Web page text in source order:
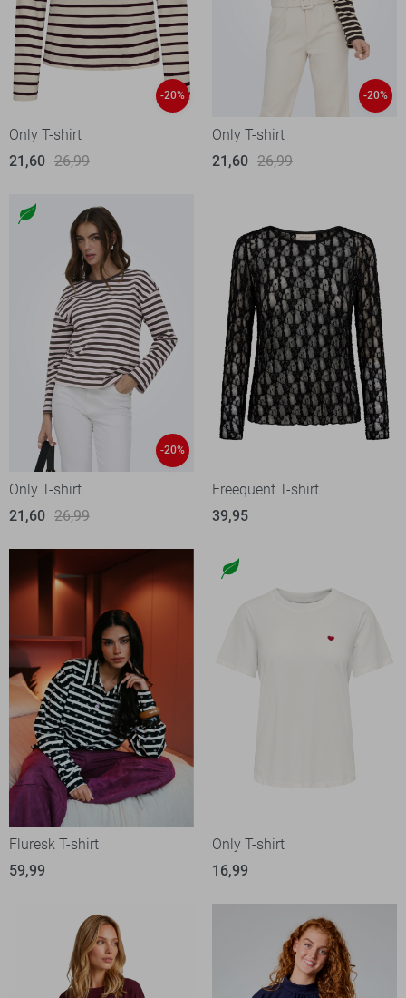
-20%
Only T-shirt
21,60 26,99
-20%
Only T-shirt
21,60 26,99
-20%
Only T-shirt
21,60 26,99
Freequent T-shirt
39,95
Fluresk T-shirt
59,99
Only T-shirt
16,99